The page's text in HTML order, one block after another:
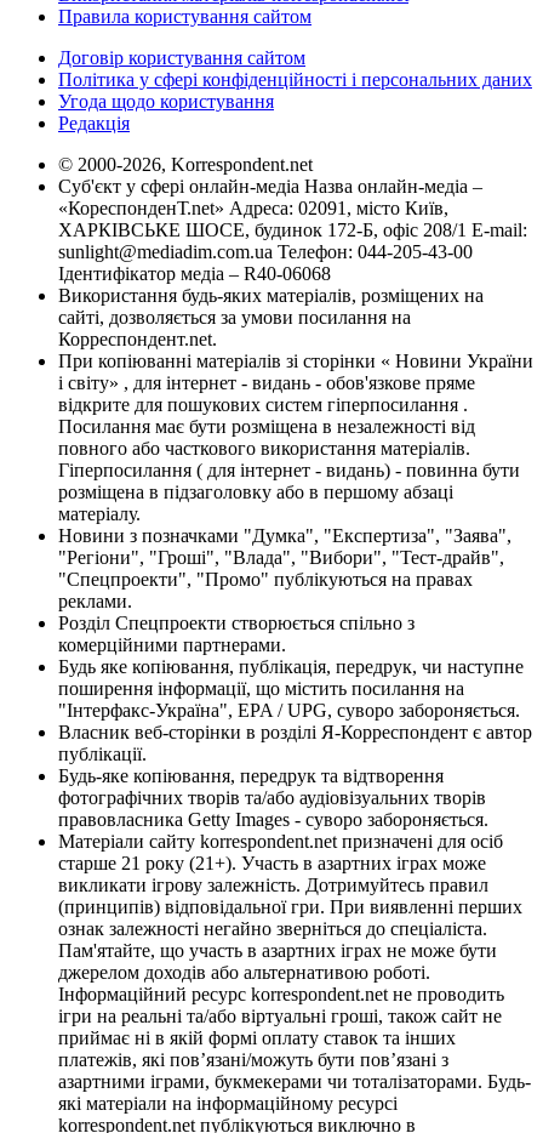
Правила користування сайтом
Договір користування сайтом
Політика у сфері конфіденційності і персональних даних
Угода щодо користування
Редакція
© 2000-2026, Korrespondent.net
Суб'єкт у сфері онлайн-медіа Назва онлайн-медіа –
«КореспонденТ.net» Адреса: 02091, місто Київ,
ХАРКІВСЬКЕ ШОСЕ, будинок 172-Б, офіс 208/1 E-mail:
sunlight@mediadim.com.ua Телефон: 044-205-43-00
Ідентифікатор медіа – R40-06068
Використання будь-яких матеріалів, розміщених на
сайті, дозволяється за умови посилання на
Корреспондент.net.
При копіюванні матеріалів зі сторінки « Новини України
і світу» , для інтернет - видань - обов'язкове пряме
відкрите для пошукових систем гіперпосилання .
Посилання має бути розміщена в незалежності від
повного або часткового використання матеріалів.
Гіперпосилання ( для інтернет - видань) - повинна бути
розміщена в підзаголовку або в першому абзаці
матеріалу.
Новини з позначками "Думка", "Експертиза", "Заява",
"Регіони", "Гроші", "Влада", "Вибори", "Тест-драйв",
"Спецпроекти", "Промо" публікуються на правах
реклами.
Розділ Спецпроекти створюється спільно з
комерційними партнерами.
Будь яке копіювання, публікація, передрук, чи наступне
поширення інформації, що містить посилання на
"Інтерфакс-Україна", EPA / UPG, суворо забороняється.
Власник веб-сторінки в розділі Я-Корреспондент є автор
публікації.
Будь-яке копіювання, передрук та відтворення
фотографічних творів та/або аудіовізуальних творів
правовласника Getty Images - суворо забороняється.
Матеріали сайту korrespondent.net призначені для осіб
старше 21 року (21+). Участь в азартних іграх може
викликати ігрову залежність. Дотримуйтесь правил
(принципів) відповідальної гри. При виявленні перших
ознак залежності негайно зверніться до спеціаліста.
Пам'ятайте, що участь в азартних іграх не може бути
джерелом доходів або альтернативою роботі.
Інформаційний ресурс korrespondent.net не проводить
ігри на реальні та/або віртуальні гроші, також сайт не
приймає ні в якій формі оплату ставок та інших
платежів, які пов’язані/можуть бути пов’язані з
азартними іграми, букмекерами чи тоталізаторами. Будь-
які матеріали на інформаційному ресурсі
korrespondent.net публікуються виключно в